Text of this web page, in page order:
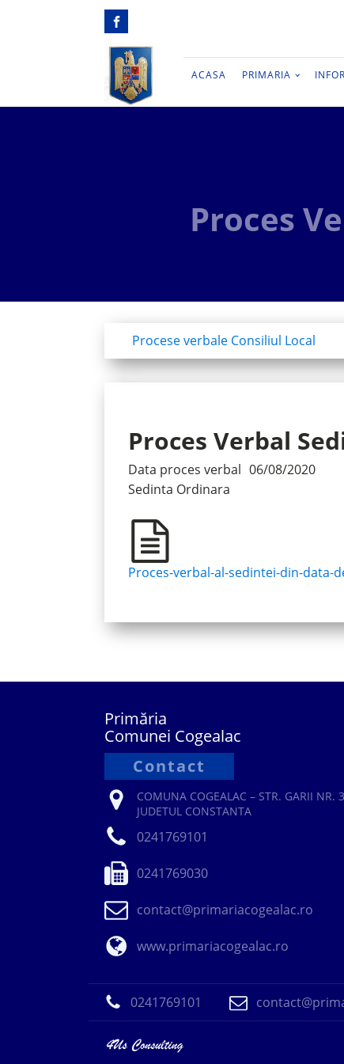
ACASA PRIMARIA
Proces
Procese verbale Consiliul Local
Proces Verbal
Data proces verbal 06/08/2020
Sedinta Ordinara
Proces-verbal-al-sedintei-din-data-
Primăria
Comunei Cogealac
Contact
COMUNA COGEALAC – STR. GARII NR.
JUDETUL CONSTANTA
0241769101
0241769030
contact@primariacogealac.ro
www.primariacogealac.ro
0241769101